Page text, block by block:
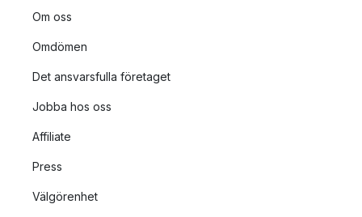
Om oss
Omdömen
Det ansvarsfulla företaget
Jobba hos oss
Affiliate
Press
Välgörenhet